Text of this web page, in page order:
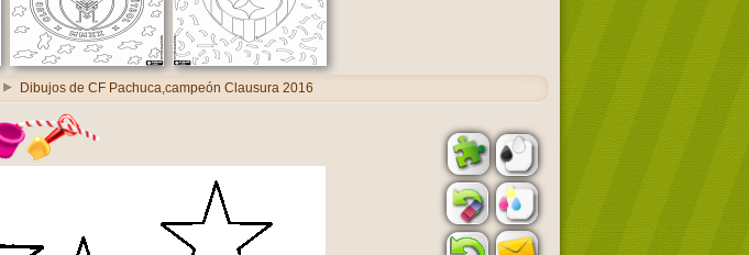
Dibujos de CF Pachuca,campeón Clausura 2016